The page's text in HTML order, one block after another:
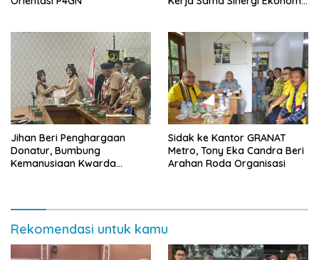
Jihan Beri Penghargaan
Donatur, Bumbung
Kemanusiaan Kwarda
‎Sidak ke Kantor GRANAT
Metro, Tony Eka Candra Beri
Arahan Roda Organisasi
Rekomendasi untuk kamu